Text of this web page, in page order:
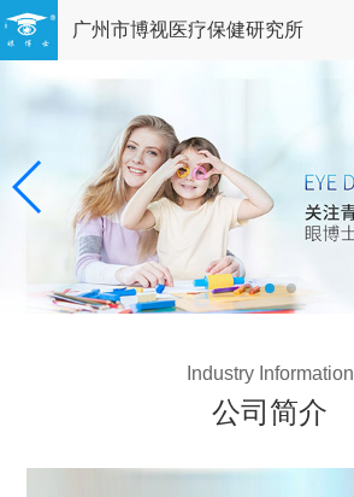
广州市博视医疗保健研究所
Industry Information
公司简介